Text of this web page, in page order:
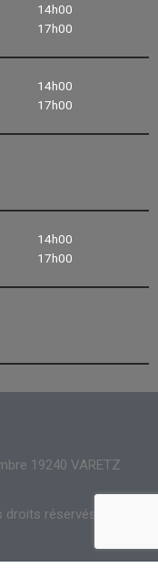
14h00
17h00
14h00
17h00
14h00
17h00
19240 VARETZ
droits réservés